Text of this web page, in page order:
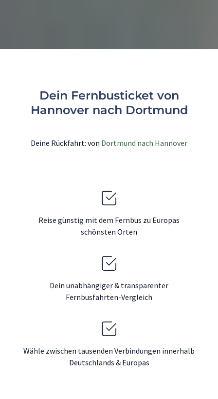
Dein Fernbusticket von
Hannover nach Dortmund
Deine Rückfahrt: von Dortmund nach Hannover
Reise günstig mit dem Fernbus zu Europas
schönsten Orten
Dein unabhängiger & transparenter
Fernbusfahrten-Vergleich
Wähle zwischen tausenden Verbindungen innerhalb
Deutschlands & Europas